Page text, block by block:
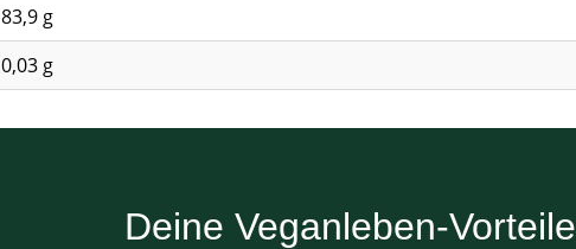
83,9 g
0,03 g
Deine Veganleben-Vorteile